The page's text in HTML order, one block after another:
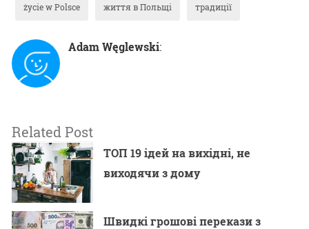
życie w Polsce життя в Польщі традиції
Adam Węglewski:
Related Post
ТОП 19 ідей на вихідні, не
виходячи з дому
Швидкі грошові перекази з